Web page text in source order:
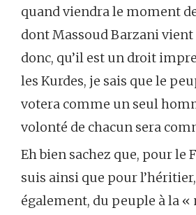
quand viendra le moment
dont Massoud Barzani vient
donc, qu’il est un droit
les Kurdes, je sais que le
votera comme un seul
volonté de chacun sera
Eh bien sachez que, pour le
suis ainsi que pour
également, du peuple à la «